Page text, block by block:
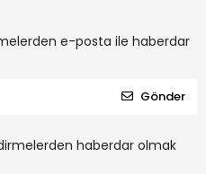
e-posta ile haberdar
Gönder
haberdar olmak